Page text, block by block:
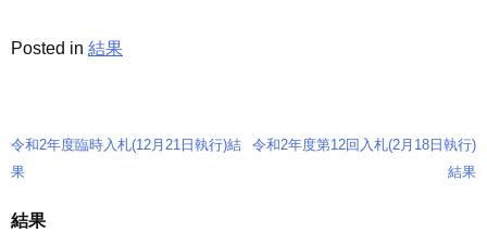
Posted in 結果
投
ナ
令和2年度臨時入札(12月21日執行)結
果
令和2年度第12回入札(2月18日執行)
結果
結果